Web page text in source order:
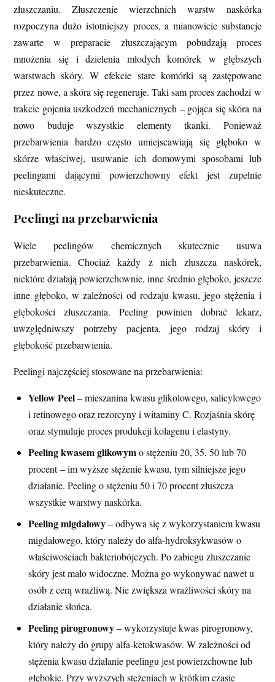
złuszczaniu. Złuszczenie wierzchnich warstw naskórka
rozpoczyna dużo istotniejszy proces, a mianowicie substancje
zawarte w preparacie złuszczającym pobudzają proces
mnożenia się i dzielenia młodych komórek w głębszych
warstwach skóry. W efekcie stare komórki są zastępowane
przez nowe, a skóra się regeneruje. Taki sam proces zachodzi w
trakcie gojenia uszkodzeń mechanicznych ‒ gojąca się skóra na
nowo buduje wszystkie elementy tkanki. Ponieważ
przebarwienia bardzo często umiejscawiają się głęboko w
skórze właściwej, usuwanie ich domowymi sposobami lub
peelingami dającymi powierzchowny efekt jest zupełnie
nieskuteczne.
Peelingi na przebarwienia
Wiele peelingów chemicznych skutecznie usuwa
przebarwienia. Chociaż każdy z nich złuszcza naskórek,
niektóre działają powierzchownie, inne średnio głęboko, jeszcze
inne głęboko, w zależności od rodzaju kwasu, jego stężenia i
głębokości złuszczania. Peeling powinien dobrać lekarz,
uwzględniwszy potrzeby pacjenta, jego rodzaj skóry i
głębokość przebarwienia.
Peelingi najczęściej stosowane na przebarwienia:
Yellow Peel‒ mieszanina kwasu glikolowego, salicylowego
i retinowego oraz rezorcyny i witaminy C. Rozjaśnia skórę
oraz stymuluje proces produkcji kolagenu i elastyny.
Peeling kwasem glikowymo stężeniu 20, 35, 50 lub 70
procent ‒ im wyższe stężenie kwasu, tym silniejsze jego
działanie. Peeling o stężeniu 50 i 70 procent złuszcza
wszystkie warstwy naskórka.
Peeling migdałowy‒ odbywa się z wykorzystaniem kwasu
migdałowego, który należy do alfa-hydroksykwasów o
właściwościach bakteriobójczych. Po zabiegu złuszczanie
skóry jest mało widoczne. Można go wykonywać nawet u
osób z cerą wrażliwą. Nie zwiększa wrażliwości skóry na
działanie słońca.
Peeling pirogronowy‒ wykorzystuje kwas pirogronowy,
który należy do grupy alfa-ketokwasów. W zależności od
stężenia kwasu działanie peelingu jest powierzchowne lub
głębokie. Przy wyższych stężeniach w krótkim czasie